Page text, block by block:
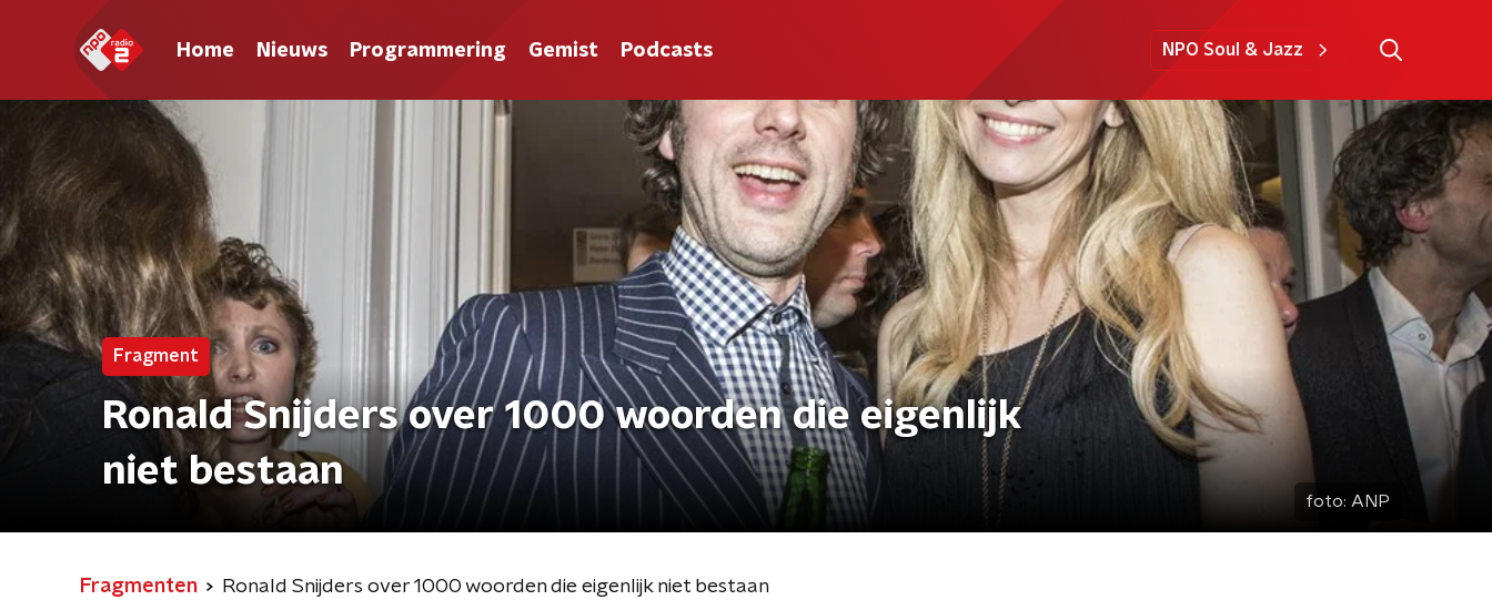
Home Nieuws Programmering Gemist Podcasts NPO Soul & Jazz
Fragment
Ronald Snijders over 1000 woorden die eigenlijk
niet bestaan
foto: ANP
Fragmenten Ronald Snijders over 1000 woorden die eigenlijk niet bestaan